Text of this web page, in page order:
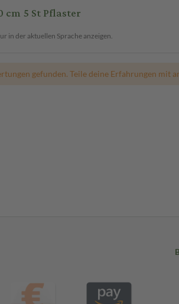
cm 5 St Pflaster
in der aktuellen Sprache anzeigen.
gefunden. Teile deine Erfahrungen mit